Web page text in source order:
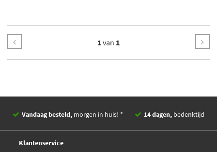
1van 1
Vandaag besteld, morgen in huis! * 14 dagen, bedenktijd
Klantenservice